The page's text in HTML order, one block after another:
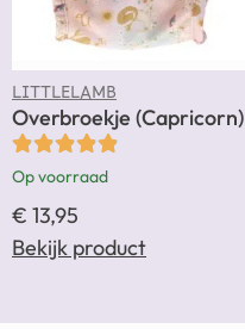
LITTLELAMB
Overbroekje (Capricorn)
Op voorraad
€ 13,95
Bekijk product